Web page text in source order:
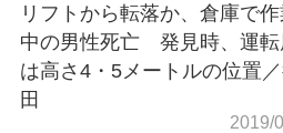
リフトから転落か、倉庫で作
中の男性死亡 発見時、運転
は高さ4・5メートルの位置
田
2019/